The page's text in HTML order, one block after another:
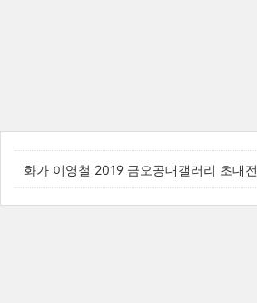
화가 이영철 2019 금오공대갤러리 초대전